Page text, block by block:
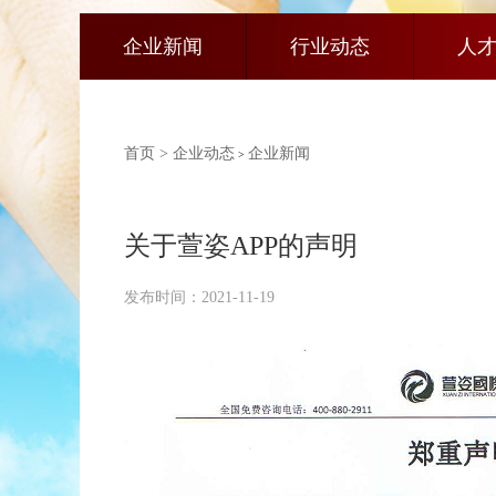
企业新闻 行业动态 人
首页 > 企业动态 > 企业新闻
关于萱姿APP的声明
发布时间：2021-11-19